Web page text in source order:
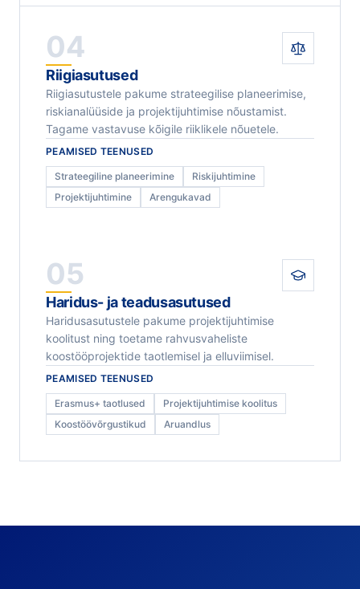
04
Riigiasutused
Riigiasutustele pakume strateegilise planeerimise,
riskianalüüside ja projektijuhtimise nõustamist.
Tagame vastavuse kõigile riiklikele nõuetele.
PEAMISED TEENUSED
Strateegiline planeerimine
Riskijuhtimine
Projektijuhtimine
Arengukavad
05
Haridus- ja teadusasutused
Haridusasutustele pakume projektijuhtimise
koolitust ning toetame rahvusvaheliste
koostööprojektide taotlemisel ja elluviimisel.
PEAMISED TEENUSED
Erasmus+ taotlused
Projektijuhtimise koolitus
Koostöövõrgustikud
Aruandlus